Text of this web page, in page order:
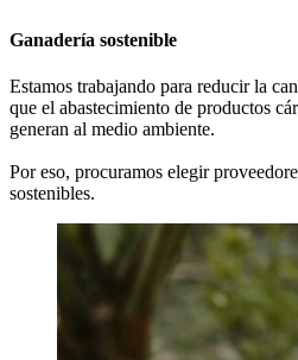
Ganadería sostenible
Estamos trabajando para reducir la
que el abastecimiento de productos
generan al medio ambiente.
Por eso, procuramos elegir
sostenibles.